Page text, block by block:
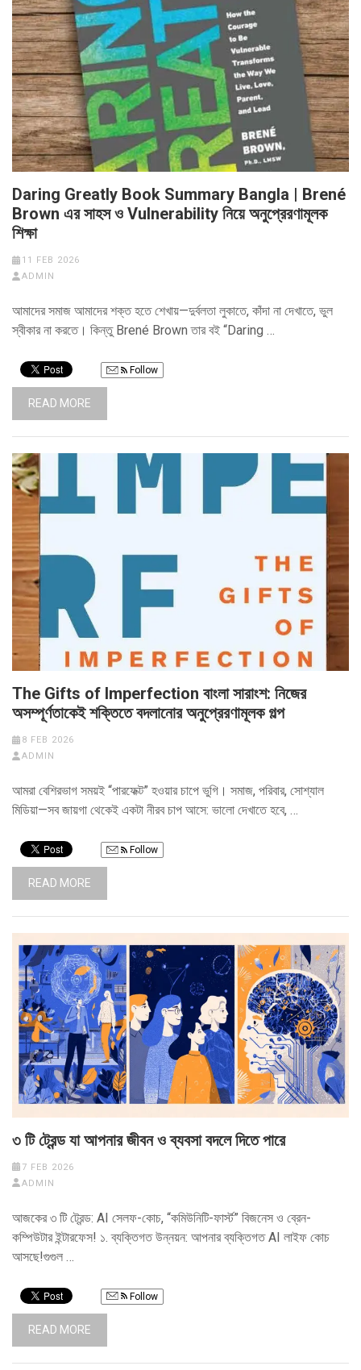
Daring Greatly Book Summary Bangla | Brené
Brown এর সাহস ও Vulnerability নিয়ে অনুপ্রেরণামূলক
শিক্ষা
11 FEB 2026
ADMIN
আমাদের সমাজ আমাদের শক্ত হতে শেখায়—দুর্বলতা লুকাতে, কাঁদা না দেখাতে, ভুল
স্বীকার না করতে। কিন্তু Brené Brown তার বই “Daring …
Follow
READ MORE
The Gifts of Imperfection বাংলা সারাংশ: নিজের
অসম্পূর্ণতাকেই শক্তিতে বদলানোর অনুপ্রেরণামূলক গল্প
8 FEB 2026
ADMIN
আমরা বেশিরভাগ সময়ই “পারফেক্ট” হওয়ার চাপে ভুগি। সমাজ, পরিবার, সোশ্যাল
মিডিয়া—সব জায়গা থেকেই একটা নীরব চাপ আসে: ভালো দেখাতে হবে, …
Follow
READ MORE
৩ টি ট্রেন্ড যা আপনার জীবন ও ব্যবসা বদলে দিতে পারে
7 FEB 2026
ADMIN
আজকের ৩ টি ট্রেন্ড: AI সেলফ-কোচ, “কমিউনিটি-ফার্স্ট” বিজনেস ও ব্রেন-
কম্পিউটার ইন্টারফেস! ১. ব্যক্তিগত উন্নয়ন: আপনার ব্যক্তিগত AI লাইফ কোচ
আসছে!গুগুল …
Follow
READ MORE